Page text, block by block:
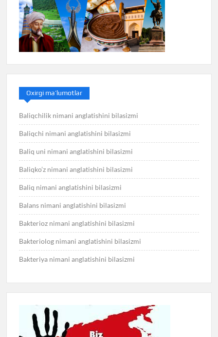
Oxirgi ma’lumotlar
Baliqchilik nimani anglatishini bilasizmi
Baliqchi nimani anglatishini bilasizmi
Baliq uni nimani anglatishini bilasizmi
Baliqko’z nimani anglatishini bilasizmi
Baliq nimani anglatishini bilasizmi
Balans nimani anglatishini bilasizmi
Bakterioz nimani anglatishini bilasizmi
Bakteriolog nimani anglatishini bilasizmi
Bakteriya nimani anglatishini bilasizmi